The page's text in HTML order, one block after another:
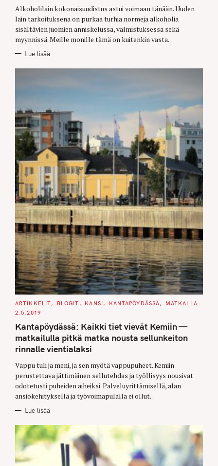
I
E
S
Alkoholilain kokonaisuudistus astui voimaan tänään. Uuden
lain tarkoituksena on purkaa turhia normeja alkoholia
sisältävien juomien anniskelussa, valmistuksessa sekä
myynnissä. Meille monille tämä on kuitenkin vasta..
Lue lisää
C
T
G
R
E
ARTIKKELIT BLOGIT KANSI KANTAPÖYDÄSSÄ
MATKALLA
2.5.2019
Kantapöydässä: Kaikki tiet vievät Kemiin —
matkailulla pitkä matka nousta sellunkeiton
rinnalle vientialaksi
Vappu tuli ja meni, ja sen myötä vappupuheet. Kemiin
perustettava jättimäinen sellutehdas ja työllisyys nousivat
odotetusti puheiden aiheiksi. Palveluyrittämisellä, alan
ansiokehityksellä ja työvoimapulalla ei ollut..
Lue lisää
e
a
c
h
f
o
: